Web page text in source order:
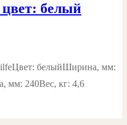
белый
белыйШирина, мм:
мм: 240Вес, кг: 4,6